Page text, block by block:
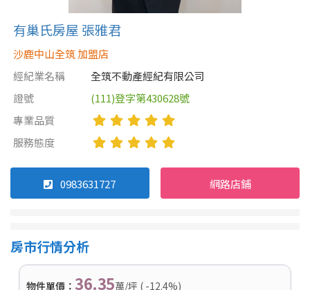
有巢氏房屋 張雅君
沙鹿中山全筑 加盟店
經紀業名稱
全筑不動產經紀有限公司
證號
(111)登字第430628號
專業品質
服務態度
0983631727 網路店鋪
房市行情分析
物件單價： 36.35萬/坪 ( -12.4%)